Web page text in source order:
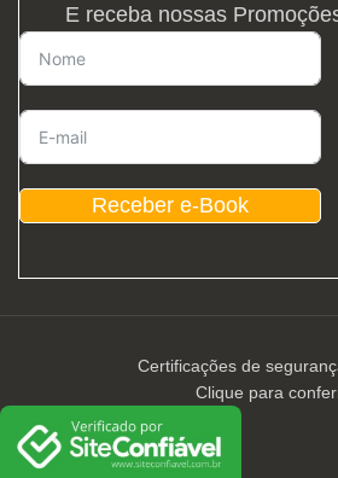
E receba nossas
Receber e-Book
Certificações de
Clique para